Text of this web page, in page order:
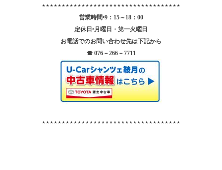
⋆⋆⋆⋆⋆⋆⋆⋆⋆⋆⋆⋆⋆⋆⋆⋆⋆⋆⋆⋆⋆⋆⋆⋆⋆⋆⋆⋆⋆⋆⋆⋆⋆⋆⋆
営業時間‣9：15～18：00
定休日‣月曜日・第一火曜日
お電話でのお問い合わせ先は下記から
☎ 076－266－7711
⋆⋆⋆⋆⋆⋆⋆⋆⋆⋆⋆⋆⋆⋆⋆⋆⋆⋆⋆⋆⋆⋆⋆⋆⋆⋆⋆⋆⋆⋆⋆⋆⋆⋆⋆